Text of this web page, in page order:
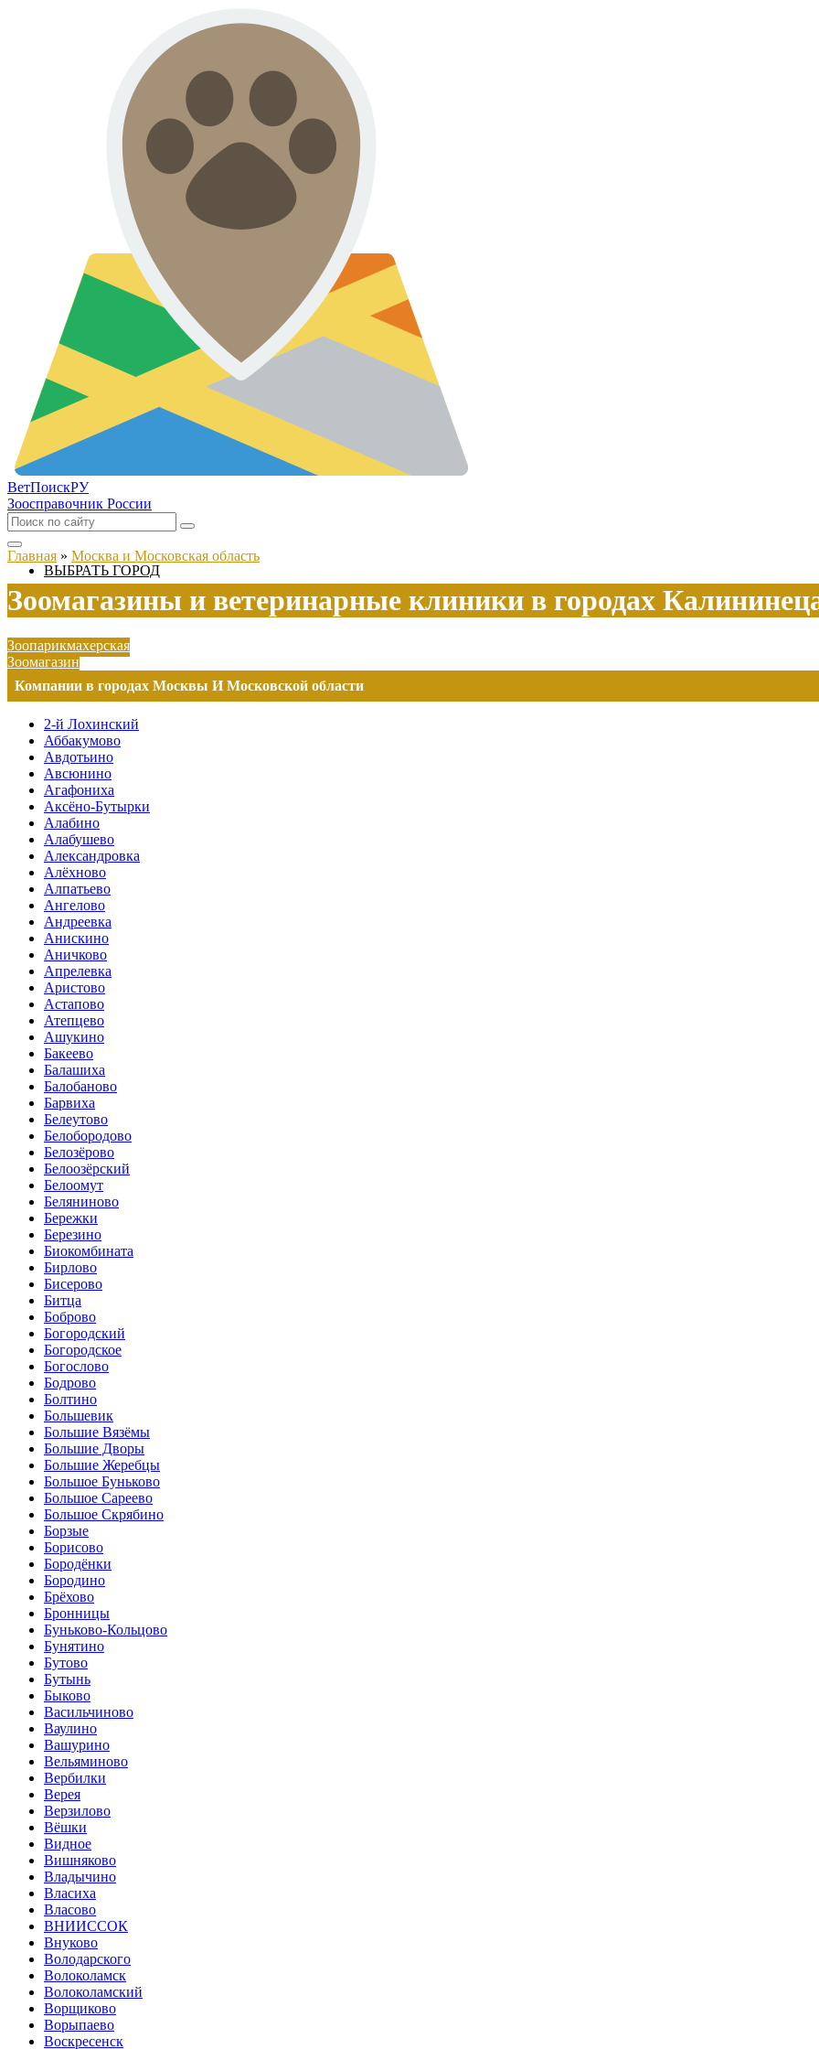
ВетПоискРУ
Зоосправочник России
ВЫБРАТЬ ГОРОД
Главная » Москва и Московская область
Зоомагазины и ветеринарные клиники в городах
Зоопарикмахерская
Зоомагазин
Компании в городах Москвы И Московской области
2-й Лохинский
Аббакумово
Авдотьино
Авсюнино
Агафониха
Аксёно-Бутырки
Алабино
Алабушево
Александровка
Алёхново
Алпатьево
Ангелово
Андреевка
Анискино
Аничково
Апрелевка
Аристово
Астапово
Атепцево
Ашукино
Бакеево
Балашиха
Балобаново
Барвиха
Белеутово
Белобородово
Белозёрово
Белоозёрский
Белоомут
Беляниново
Бережки
Березино
Биокомбината
Бирлово
Бисерово
Битца
Боброво
Богородский
Богородское
Богослово
Бодрово
Болтино
Большевик
Большие Вязёмы
Большие Дворы
Большие Жеребцы
Большое Буньково
Большое Сареево
Большое Скрябино
Борзые
Борисово
Бородёнки
Бородино
Брёхово
Бронницы
Буньково-Кольцово
Бунятино
Бутово
Бутынь
Быково
Васильчиново
Ваулино
Вашурино
Вельяминово
Вербилки
Верея
Верзилово
Вёшки
Видное
Вишняково
Владычино
Власиха
Власово
ВНИИССОК
Внуково
Володарского
Волоколамск
Волоколамский
Ворщиково
Ворыпаево
Воскресенск